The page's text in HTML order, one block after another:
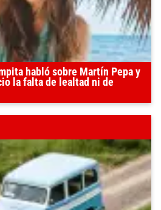
habló sobre Martín Pepa y
la falta de lealtad ni de